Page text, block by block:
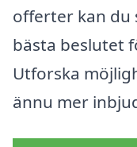
offerter kan du
bästa beslutet
Utforska
ännu mer